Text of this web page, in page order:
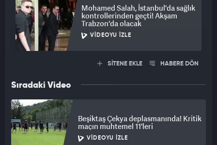
Mohamed Salah, İstanbul'da sağlık
kontrollerinden geçti! Akşam
Trabzon'da olacak
VIDEOYU İZLE
SİTENE EKLE HABERE DÖN
Sıradaki Video
Beşiktaş Çekya deplasmanında! Kritik
maçın muhtemel 11'leri
VIDEOYU İZLE